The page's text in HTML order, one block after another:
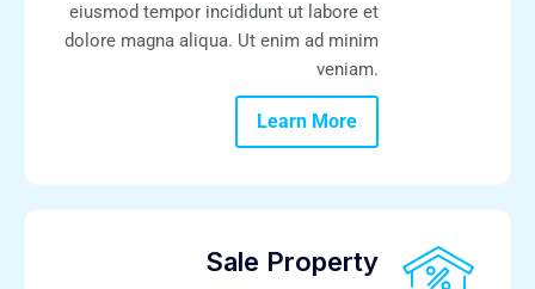
eiusmod tempor incididunt ut labore et
dolore magna aliqua. Ut enim ad minim
veniam.
Learn More
Sale Property